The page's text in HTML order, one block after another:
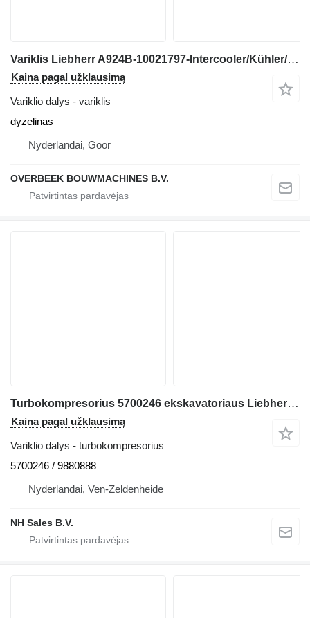
Variklis Liebherr A924B-10021797-Intercooler/Kühler/Koeler ekskavatoriaus
Kaina pagal užklausimą
Variklio dalys - variklis
dyzelinas
Nyderlandai, Goor
OVERBEEK BOUWMACHINES B.V.
Turbokompresorius 5700246 ekskavatoriaus Liebherr A914 / A924 / A932 / A934 - A914 / A924 / A932 / A934
Kaina pagal užklausimą
Variklio dalys - turbokompresorius
5700246 / 9880888
Nyderlandai, Ven-Zeldenheide
NH Sales B.V.